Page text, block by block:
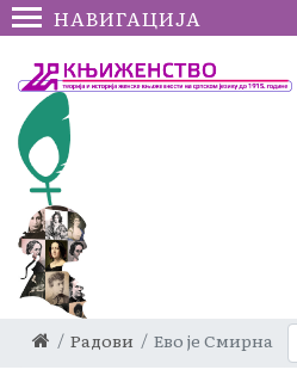
НАВИГАЦИЈА
Радови Ево је Смирна